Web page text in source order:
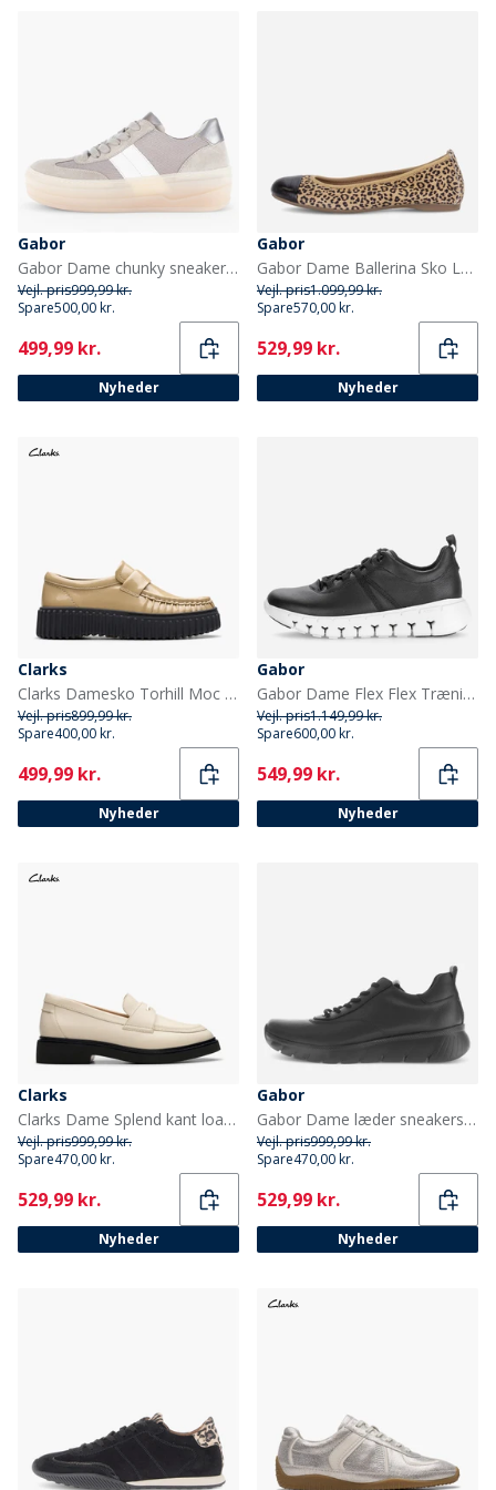
Gabor
Gabor Dame chunky sneakers Grå
Vejl. pris999,99 kr.
Spare500,00 kr.
Current
499,99 kr.
Nyheder
Gabor
Gabor Dame Ballerina Sko Leopard
Vejl. pris1.099,99 kr.
Spare570,00 kr.
Current
529,99 kr.
Nyheder
Clarks
Clarks Damesko Torhill Moc Sko Beige Patent
Vejl. pris899,99 kr.
Spare400,00 kr.
Current
499,99 kr.
Nyheder
Gabor
Gabor Dame Flex Flex Træningssko Sort
Vejl. pris1.149,99 kr.
Spare600,00 kr.
Current
549,99 kr.
Nyheder
Clarks
Clarks Dame Splend kant loafers Cream Leather
Vejl. pris999,99 kr.
Spare470,00 kr.
Current
529,99 kr.
Nyheder
Gabor
Gabor Dame læder sneakers Sort
Vejl. pris999,99 kr.
Spare470,00 kr.
Current
529,99 kr.
Nyheder